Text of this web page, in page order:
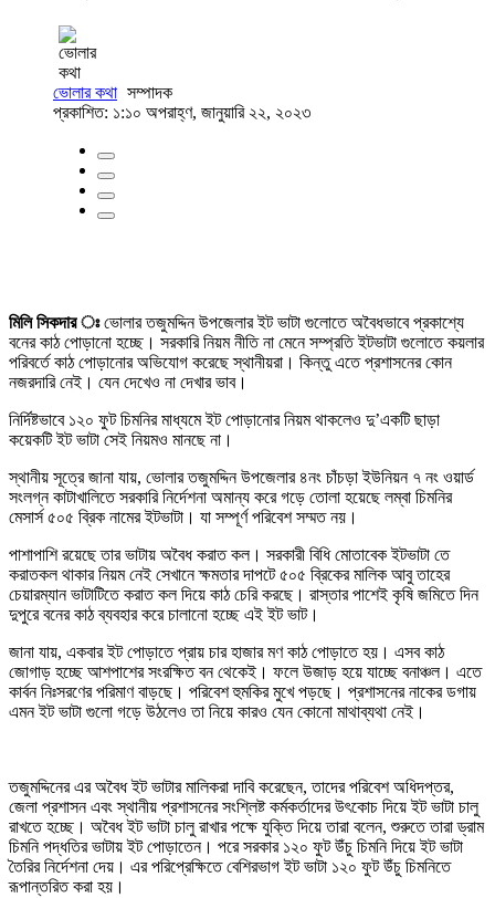
ভোলার কথা সম্পাদক
প্রকাশিত: ১:১০ অপরাহ্ণ, জানুয়ারি ২২, ২০২৩
মিলি সিকদার ঃভোলার তজুমদ্দিন উপজেলার ইট ভাটা গুলোতে অবৈধভাবে প্রকাশ্যে
বনের কাঠ পোড়ানো হচ্ছে। সরকারি নিয়ম নীতি না মেনে সম্প্রতি ইটভাটা গুলোতে কয়লার
পরিবর্তে কাঠ পোড়ানোর অভিযোগ করেছে স্থানীয়রা। কিন্তু এতে প্রশাসনের কোন
নজরদারি নেই। যেন দেখেও না দেখার ভাব।
নির্দিষ্টভাবে ১২০ ফুট চিমনির মাধ্যমে ইট পোড়ানোর নিয়ম থাকলেও দু’একটি ছাড়া
কয়েকটি ইট ভাটা সেই নিয়মও মানছে না।
স্থানীয় সূত্রে জানা যায়, ভোলার তজুমদ্দিন উপজেলার ৪নং চাঁচড়া ইউনিয়ন ৭ নং ওয়ার্ড
সংলগ্ন কাটাখালিতে সরকারি নির্দেশনা অমান্য করে গড়ে তোলা হয়েছে লম্বা চিমনির
মেসার্স ৫০৫ ব্রিক নামের ইটভাটা। যা সম্পূর্ণ পরিবেশ সম্মত নয়।
পাশাপাশি রয়েছে তার ভাটায় অবৈধ করাত কল। সরকারী বিধি মোতাবেক ইটভাটা তে
করাতকল থাকার নিয়ম নেই সেখানে ক্ষমতার দাপটে ৫০৫ ব্রিকের মালিক আবু তাহের
চেয়ারম্যান ভাটাটিতে করাত কল দিয়ে কাঠ চেরি করছে। রাস্তার পাশেই কৃষি জমিতে দিন
দুপুরে বনের কাঠ ব্যবহার করে চালানো হচ্ছে এই ইট ভাট।
জানা যায়, একবার ইট পোড়াতে প্রায় চার হাজার মণ কাঠ পোড়াতে হয়। এসব কাঠ
জোগাড় হচ্ছে আশপাশের সংরক্ষিত বন থেকেই। ফলে উজাড় হয়ে যাচ্ছে বনাঞ্চল। এতে
কার্বন নিঃসরণের পরিমাণ বাড়ছে। পরিবেশ হুমকির মুখে পড়ছে। প্রশাসনের নাকের ডগায়
এমন ইট ভাটা গুলো গড়ে উঠলেও তা নিয়ে কারও যেন কোনো মাথাব্যথা নেই।
তজুমদ্দিনের এর অবৈধ ইট ভাটার মালিকরা দাবি করেছেন, তাদের পরিবেশ অধিদপ্তর,
জেলা প্রশাসন এবং স্থানীয় প্রশাসনের সংশ্লিষ্ট কর্মকর্তাদের উৎকোচ দিয়ে ইট ভাটা চালু
রাখতে হচ্ছে। অবৈধ ইট ভাটা চালু রাখার পক্ষে যুক্তি দিয়ে তারা বলেন, শুরুতে তারা ড্রাম
চিমনি পদ্ধতির ভাটায় ইট পোড়াতেন। পরে সরকার ১২০ ফুট উঁচু চিমনি দিয়ে ইট ভাটা
তৈরির নির্দেশনা দেয়। এর পরিপ্রেক্ষিতে বেশিরভাগ ইট ভাটা ১২০ ফুট উঁচু চিমনিতে
রূপান্তরিত করা হয়।